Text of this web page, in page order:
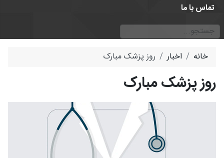
تماس با ما
جستجو
خانه
اخبار روز پزشک مبارک
روز پزشک مبارک